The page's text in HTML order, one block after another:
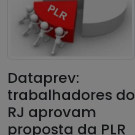
Dataprev:
trabalhadores do
RJ aprovam
proposta da PLR